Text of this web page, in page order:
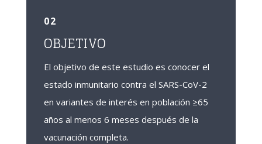
02
OBJETIVO
El objetivo de este estudio es conocer el
estado inmunitario contra el SARS-CoV-2
en variantes de interés en población ≥65
años al menos 6 meses después de la
vacunación completa.